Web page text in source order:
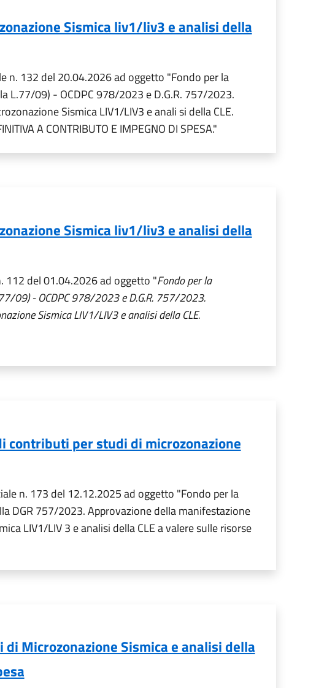
Sismica liv1/liv3 e analisi della
n. 132 del 20.04.2026 ad oggetto "Fondo per la
L.77/09) - OCDPC 978/2023 e D.G.R. 757/2023.
Sismica LIV1/LIV3 e anali si della CLE.
A CONTRIBUTO E IMPEGNO DI SPESA."
Sismica liv1/liv3 e analisi della
112 del 01.04.2026 ad oggetto "Fondo per la
09) - OCDPC 978/2023 e D.G.R. 757/2023.
Sismica LIV1/LIV3 e analisi della CLE.
contributi per studi di microzonazione
n. 173 del 12.12.2025 ad oggetto "Fondo per la
DGR 757/2023. Approvazione della manifestazione
LIV1/LIV 3 e analisi della CLE a valere sulle risorse
Microzonazione Sismica e analisi della